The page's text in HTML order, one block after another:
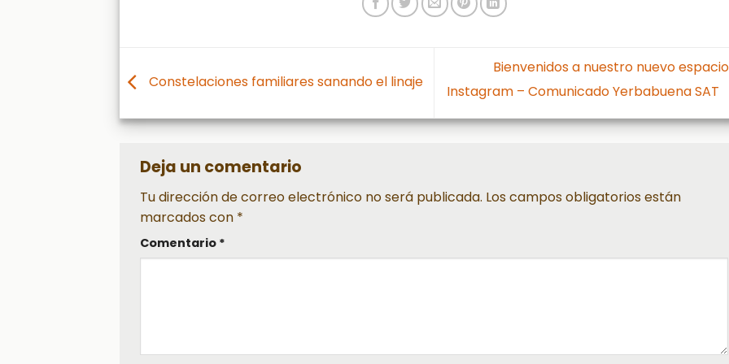
Constelaciones familiares sanando el linaje
Bienvenidos a nuestro nuevo
Instagram – Comunicado Yerbabuena SAT
Deja un comentario
Tu dirección de correo electrónico no será publicada. Los campos obligatorios están
marcados con *
Comentario *